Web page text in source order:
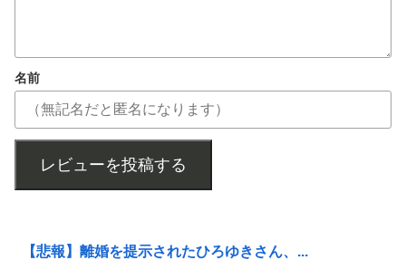
名前
レビューを投稿する
【悲報】離婚を提示されたひろゆきさん、...